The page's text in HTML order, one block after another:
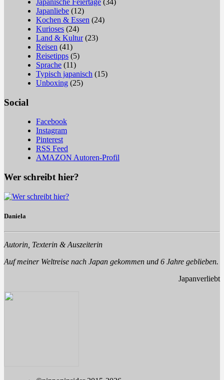
Japanische Feiertage (34)
Japanliebe (12)
Kochen & Essen (24)
Kurioses (24)
Land & Kultur(23)
Reisen (41)
Reisetipps (5)
Sprache (11)
Typisch japanisch (15)
Unboxing (25)
Social
Facebook
Instagram
Pinterest
RSS Feed
AMAZON Autoren-Profil
Wer schreibt hier?
Daniela
Autorin, Texterin & Auszeiterin
Auf meiner Weltreise nach Japan gekommen und 6 Jahre geblieben.
Japanverliebt